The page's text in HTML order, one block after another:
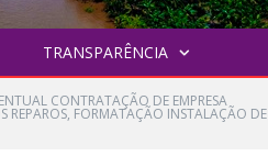
TRANSPARÊNCIA
CONTRATAÇÃO DE EMPRESA
REPAROS, FORMATAÇÃO INSTALAÇÃO DE